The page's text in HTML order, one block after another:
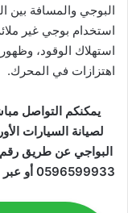
البوجي والمسافة بين
استخدام بوجي غير
استهلاك الوقود،
اهتزازات في المحرك.
يمكنكم التواصل
لصيانة السيارات
البواجي عن طريق
0596599933 أو عبر برنامج